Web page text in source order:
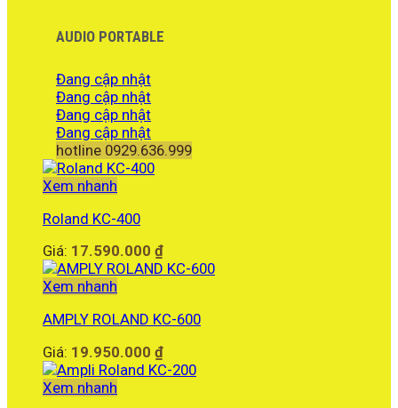
AUDIO PORTABLE
Đang cập nhật
Đang cập nhật
Đang cập nhật
Đang cập nhật
hotline 0929.636.999
Xem nhanh
Roland KC-400
Giá: 17.590.000 ₫
Xem nhanh
AMPLY ROLAND KC-600
Giá: 19.950.000 ₫
Xem nhanh